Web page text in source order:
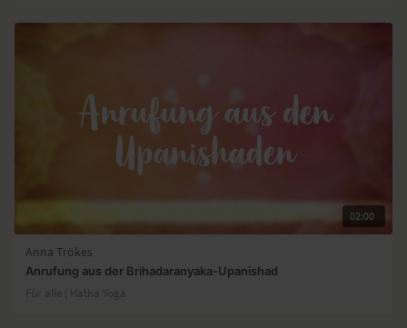
02:00
Anna Trökes
Anrufung aus der Brihadaranyaka-Upanishad
Für alle | Hatha Yoga